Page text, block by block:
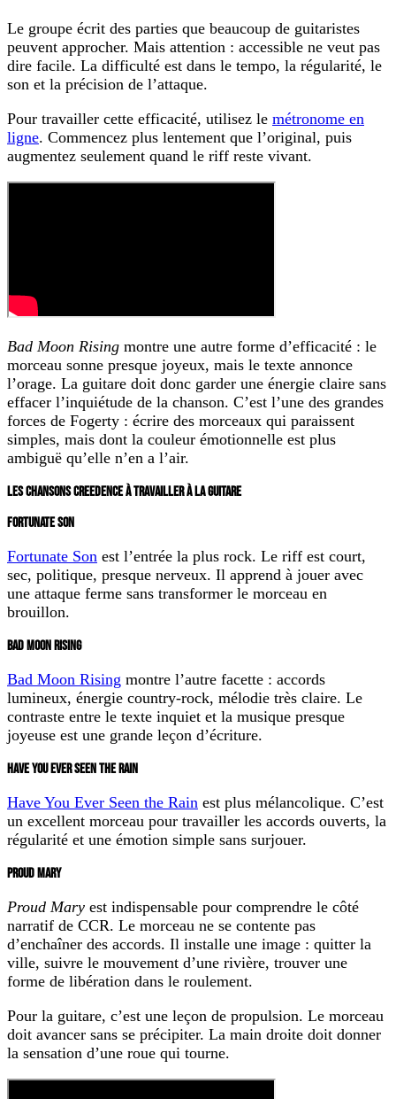
Le groupe écrit des parties que beaucoup de guitaristes
peuvent approcher. Mais attention : accessible ne veut pas
dire facile. La difficulté est dans le tempo, la régularité, le
son et la précision de l’attaque.
Pour travailler cette efficacité, utilisez le métronome en
ligne. Commencez plus lentement que l’original, puis
augmentez seulement quand le riff reste vivant.
Bad Moon Rising montre une autre forme d’efficacité : le
morceau sonne presque joyeux, mais le texte annonce
l’orage. La guitare doit donc garder une énergie claire sans
effacer l’inquiétude de la chanson. C’est l’une des grandes
forces de Fogerty : écrire des morceaux qui paraissent
simples, mais dont la couleur émotionnelle est plus
ambiguë qu’elle n’en a l’air.
LES CHANSONS CREEDENCE À TRAVAILLER À LA GUITARE
FORTUNATE SON
Fortunate Son est l’entrée la plus rock. Le riff est court,
sec, politique, presque nerveux. Il apprend à jouer avec
une attaque ferme sans transformer le morceau en
brouillon.
BAD MOON RISING
Bad Moon Rising montre l’autre facette : accords
lumineux, énergie country-rock, mélodie très claire. Le
contraste entre le texte inquiet et la musique presque
joyeuse est une grande leçon d’écriture.
HAVE YOU EVER SEEN THE RAIN
Have You Ever Seen the Rain est plus mélancolique. C’est
un excellent morceau pour travailler les accords ouverts, la
régularité et une émotion simple sans surjouer.
PROUD MARY
Proud Mary est indispensable pour comprendre le côté
narratif de CCR. Le morceau ne se contente pas
d’enchaîner des accords. Il installe une image : quitter la
ville, suivre le mouvement d’une rivière, trouver une
forme de libération dans le roulement.
Pour la guitare, c’est une leçon de propulsion. Le morceau
doit avancer sans se précipiter. La main droite doit donner
la sensation d’une roue qui tourne.